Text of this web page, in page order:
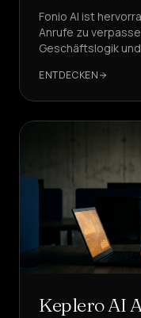
Fonio AI ist
Anrufe zu
Geschäftslogik
DeepAgent?
ENTDECKEN
Keplero AI